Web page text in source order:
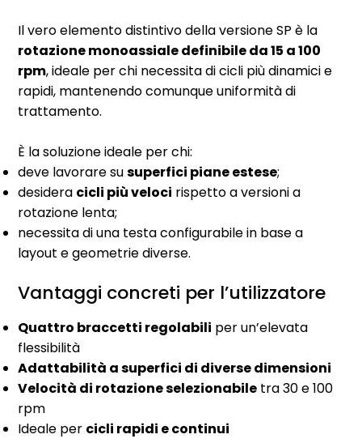
Il vero elemento distintivo della versione SP è la
rotazione monoassiale definibile da 15 a 100
rpm, ideale per chi necessita di cicli più dinamici e
rapidi, mantenendo comunque uniformità di
trattamento.
È la soluzione ideale per chi:
deve lavorare susuperfici piane estese;
desidera cicli più veloci rispetto a versioni a
rotazione lenta;
necessita di una testa configurabile in base a
layout e geometrie diverse.
Vantaggi concreti per l’utilizzatore
Quattro braccetti regolabili per un’elevata
flessibilità
Adattabilità a superfici di diverse dimensioni
Velocità di rotazione selezionabile tra 30 e 100
rpm
Ideale per cicli rapidi e continui